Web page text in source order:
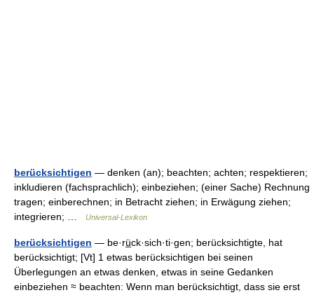
berücksichtigen — denken (an); beachten; achten; respektieren;
inkludieren (fachsprachlich); einbeziehen; (einer Sache) Rechnung
tragen; einberechnen; in Betracht ziehen; in Erwägung ziehen;
integrieren; …
Universal-Lexikon
berücksichtigen — be·rü̲ck·sich·ti·gen; berücksichtigte, hat
berücksichtigt; [Vt] 1 etwas berücksichtigen bei seinen
Überlegungen an etwas denken, etwas in seine Gedanken
einbeziehen ≈ beachten: Wenn man berücksichtigt, dass sie erst